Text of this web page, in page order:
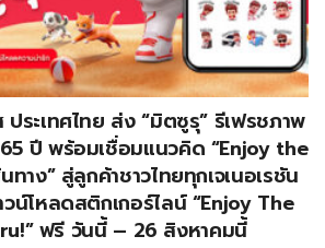
ระเทศไทย ส่ง “มิตซูรุ” รีเฟรชภาพ
ปี พร้อมเชื่อมแนวคิด “Enjoy the
าง” สู่ลูกค้าชาวไทยทุกเจเนอเรชัน
น์โหลดสติกเกอร์ไลน์ “Enjoy The
ฟรี วันนี้ – 26 สิงหาคมนี้